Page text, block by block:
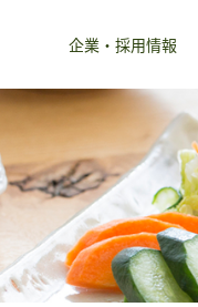
企業・採用情報